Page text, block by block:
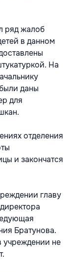
ряд жалоб
в данном
На
даны
для
отделения
и закончатся
главу
Братунова.
учреждении не